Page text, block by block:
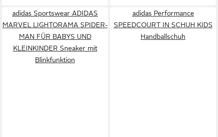
adidas Sportswear ADIDAS
MARVEL LIGHTORAMA SPIDER-
MAN FÜR BABYS UND
KLEINKINDER Sneaker mit
Blinkfunktion
adidas Performance
SPEEDCOURT IN SCHUH KIDS
Handballschuh